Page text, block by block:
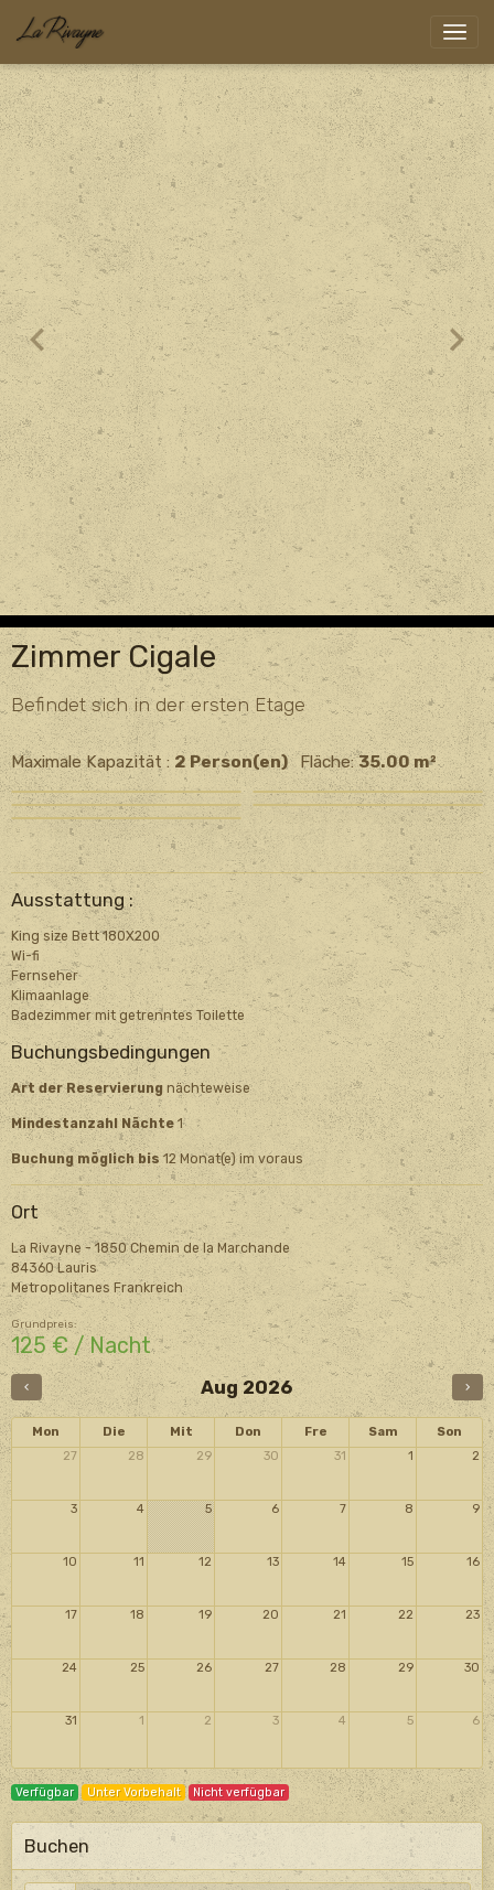
Zimmer Cigale
Befindet sich in der ersten Etage
Maximale Kapazität : 2 Person(en) Fläche:35.00 m²
Ausstattung :
King size Bett 180X200
Wi-fi
Fernseher
Klimaanlage
Badezimmer mit getrenntes Toilette
Buchungsbedingungen
Art der Reservierung nächteweise
Mindestanzahl Nächte 1
Buchung möglich bis 12 Monat(e) im voraus
Ort
La Rivayne - 1850 Chemin de la Marchande
84360 Lauris
Metropolitanes Frankreich
Grundpreis:
125 € / Nacht
Aug 2026
Mon Die Mit Don Fre Sam
Son
27
28 29 30 31 1 2
3 4 5 6 7 8 9
10 11 12 13 14 15 16
17 18 19 20 21 22 23
24 25 26 27 28 29 30
31 1 2 3 4 5 6
Verfügbar Unter Vorbehalt Nicht verfügbar
Buchen